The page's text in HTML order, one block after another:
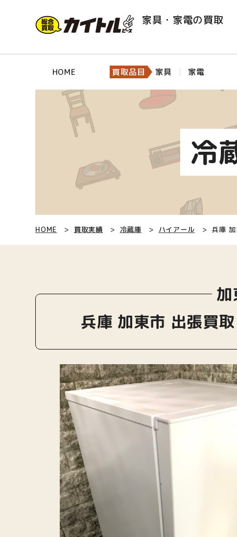
家具・家電の買取
HOME 買取品目 家具 家電
冷
HOME 買取実績 冷蔵庫 ハイアール 兵庫
加
兵庫 加東市 出張買